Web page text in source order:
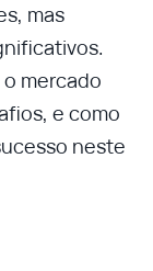
mas
mercado
e como
neste